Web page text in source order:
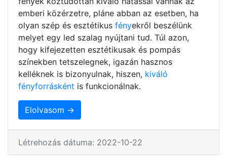
emberi közérzetre, pláne abban az esetben, ha
olyan szép és esztétikus fényekről beszélünk
melyet egy led szalag nyújtani tud. Túl azon,
hogy kifejezetten esztétikusak és pompás
színekben tetszelegnek, igazán hasznos
kelléknek is bizonyulnak, hiszen, kiváló
fényforrásként is funkcionálnak.
Elolvasom →
Létrehozás dátuma: 2022-10-22